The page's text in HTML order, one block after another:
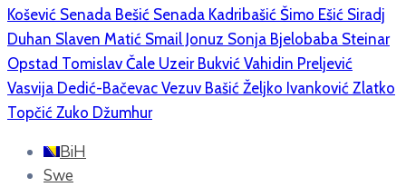
Košević Senada Bešić Senada Kadribašić Šimo Ešić Siradj
Duhan Slaven Matić Smail Jonuz Sonja Bjelobaba Steinar
Opstad Tomislav Čale Uzeir Bukvić Vahidin Preljević
Vasvija Dedić-Bačevac Vezuv Bašić Željko Ivanković Zlatko
Topčić Zuko Džumhur
BiH
Swe